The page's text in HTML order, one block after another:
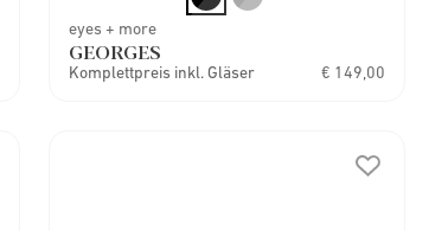
eyes + more
GEORGES
Komplettpreis inkl. Gläser € 149,00